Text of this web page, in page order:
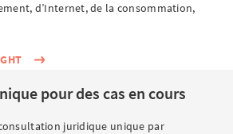
d’Internet, de la consommation,
pour des cas en cours
juridique unique par